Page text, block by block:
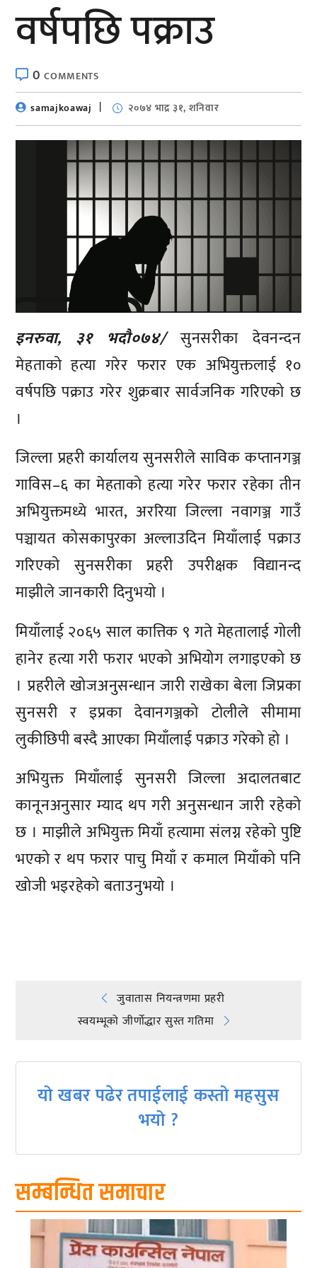
वर्षपछि पक्राउ
0COMMENTS
samajkoawaj
२०७४ भाद्र ३१, शनिवार
इनरुवा, ३१ भदौ०७४/ सुनसरीका देवनन्दन
मेहताको हत्या गरेर फरार एक अभियुक्तलाई १०
वर्षपछि पक्राउ गरेर शुक्रबार सार्वजनिक गरिएको छ
।
जिल्ला प्रहरी कार्यालय सुनसरीले साविक कप्तानगञ्ज
गाविस–६ का मेहताको हत्या गरेर फरार रहेका तीन
अभियुक्तमध्ये भारत, अररिया जिल्ला नवागञ्ज गाउँ
पञ्चायत कोसकापुरका अल्लाउदिन मियाँलाई पक्राउ
गरिएको सुनसरीका प्रहरी उपरीक्षक विद्यानन्द
माझीले जानकारी दिनुभयो ।
मियाँलाई २०६५ साल कात्तिक ९ गते मेहतालाई गोली
हानेर हत्या गरी फरार भएको अभियोग लगाइएको छ
। प्रहरीले खोजअनुसन्धान जारी राखेका बेला जिप्रका
सुनसरी र इप्रका देवानगञ्जको टोलीले सीमामा
लुकीछिपी बस्दै आएका मियाँलाई पक्राउ गरेको हो ।
अभियुक्त मियाँलाई सुनसरी जिल्ला अदालतबाट
कानूनअनुसार म्याद थप गरी अनुसन्धान जारी रहेको
छ । माझीले अभियुक्त मियाँ हत्यामा संलग्न रहेको पुष्टि
भएको र थप फरार पाचु मियाँ र कमाल मियाँको पनि
खोजी भइरहेको बताउनुभयो ।
Post
navigation
जुवातास नियन्त्रणमा प्रहरी
स्वयम्भूको जीर्णोद्धार सुस्त गतिमा
यो खबर पढेर तपाईलाई कस्तो महसुस
भयो ?
सम्बन्धित समाचार